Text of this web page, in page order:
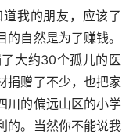
我的朋友，应该了
自然是为了赚钱。
大约30个孤儿的医
捐赠了不少，也把家
川的偏远山区的小学
的。当然你不能说我